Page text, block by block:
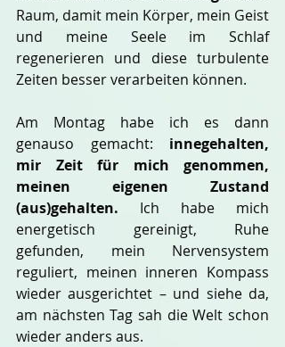
Raum, damit mein Körper, mein Geist
und meine Seele im Schlaf
regenerieren und diese turbulente
Zeiten besser verarbeiten können.
Am Montag habe ich es dann
genauso gemacht: innegehalten,
mir Zeit für mich genommen,
meinen eigenen Zustand
(aus)gehalten. Ich habe mich
energetisch gereinigt, Ruhe
gefunden, mein Nervensystem
reguliert, meinen inneren Kompass
wieder ausgerichtet – und siehe da,
am nächsten Tag sah die Welt schon
wieder anders aus.